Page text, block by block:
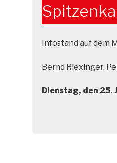
Infostand auf dem
Bernd Riexinger,
Dienstag, den 25.